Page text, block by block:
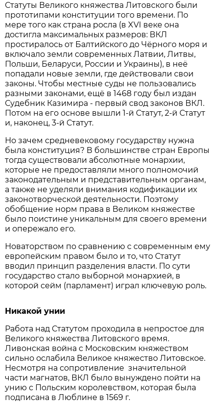
Статуты Великого княжества Литовского были
прототипами конституции того времени. По
мере того как страна росла (в XVI веке она
достигла максимальных размеров: ВКЛ
простиралось от Балтийского до Чёрного моря и
включало земли современных Латвии, Литвы,
Польши, Беларуси, России и Украины), в неё
попадали новые земли, где действовали свои
законы. Чтобы местные суды не пользовались
разными законами, ещё в 1468 году был издан
Судебник Казимира - первый свод законов ВКЛ.
Потом на его основе вышли 1-й Статут, 2-й Статут
и, наконец, 3-й Статут.
Но зачем средневековому государству нужна
была конституция? В большинстве стран Европы
тогда существовали абсолютные монархии,
которые не предоставляли много полномочий
законодательным и представительным органам,
а также не уделяли внимания кодификации их
законотворческой деятельности. Поэтому
обобщение норм права в Великом княжестве
было поистине уникальным для своего времени
и опережало его.
Новаторством по сравнению с современным ему
европейским правом было и то, что Статут
вводил принцип разделения власти. По сути
государство стало выборной монархией, в
которой сейм (парламент) играл ключевую роль.
Никакой унии
Работа над Статутом проходила в непростое для
Великого княжества Литовского время.
Ливонская война с Московским княжеством
сильно ослабила Великое княжество Литовское.
Несмотря на сопротивление значительной
части магнатов, ВКЛ было вынуждено пойти на
унию с Польским королевством, которая была
подписана в Люблине в 1569 г.